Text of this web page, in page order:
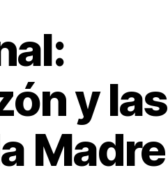
y las
Madre